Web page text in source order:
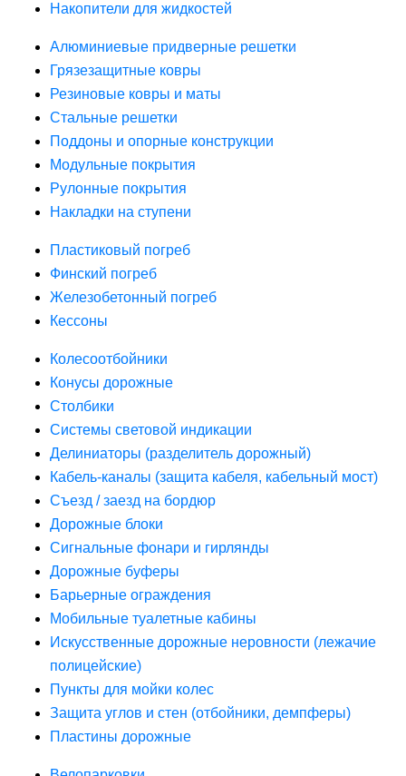
Накопители для жидкостей
Алюминиевые придверные решетки
Грязезащитные ковры
Резиновые ковры и маты
Стальные решетки
Поддоны и опорные конструкции
Модульные покрытия
Рулонные покрытия
Накладки на ступени
Пластиковый погреб
Финский погреб
Железобетонный погреб
Кессоны
Колесоотбойники
Конусы дорожные
Столбики
Системы световой индикации
Делиниаторы (разделитель дорожный)
Кабель-каналы (защита кабеля, кабельный мост)
Съезд / заезд на бордюр
Дорожные блоки
Сигнальные фонари и гирлянды
Дорожные буферы
Барьерные ограждения
Мобильные туалетные кабины
Искусственные дорожные неровности (лежачие
полицейские)
Пункты для мойки колес
Защита углов и стен (отбойники, демпферы)
Пластины дорожные